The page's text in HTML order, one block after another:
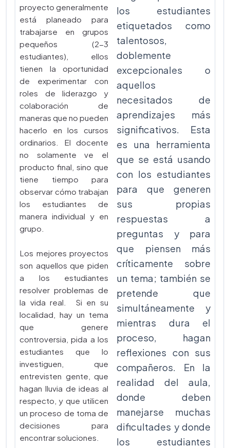
proyecto generalmente
está planeado para
trabajarse en grupos
pequeños (2-3
estudiantes), ellos
tienen la oportunidad
de experimentar con
roles de liderazgo y
colaboración de
maneras que no pueden
hacerlo en los cursos
ordinarios. El docente
no solamente ve el
producto final, sino que
tiene tiempo para
observar cómo trabajan
los estudiantes de
manera individual y en
grupo.
Los mejores proyectos
son aquellos que piden
a los estudiantes
resolver problemas de
la vida real. Si en su
localidad, hay un tema
que genere
controversia, pida a los
estudiantes que lo
investiguen, que
entrevisten gente, que
hagan lluvia de ideas al
respecto, y que utilicen
un proceso de toma de
decisiones para
encontrar soluciones.
los estudiantes
etiquetados como
talentosos,
doblemente
excepcionales o
aquellos
necesitados de
aprendizajes más
significativos. Esta
es una herramienta
que se está usando
con los estudiantes
para que generen
sus propias
respuestas a
preguntas y para
que piensen más
críticamente sobre
un tema; también se
pretende que
simultáneamente y
mientras dura el
proceso, hagan
reflexiones con sus
compañeros. En la
realidad del aula,
donde deben
manejarse muchas
dificultades y donde
los estudiantes